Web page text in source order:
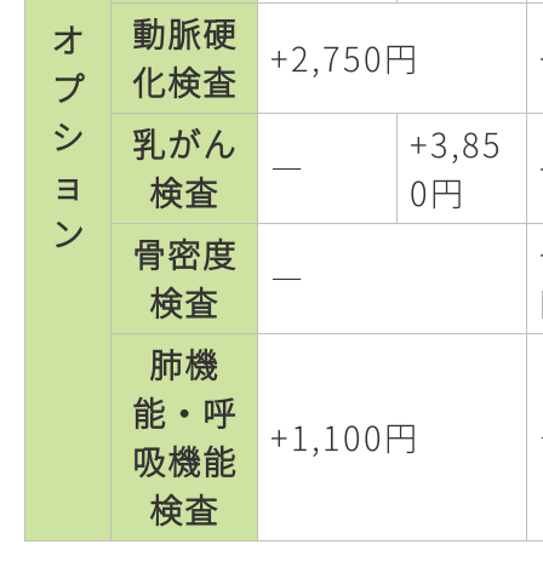
オ
プ
シ
ョ
ン
動脈硬
化検査
+2,750円
乳がん
検査
―
+3,85
0円
骨密度
検査
―
肺機
能・呼
吸機能
検査
+1,100円